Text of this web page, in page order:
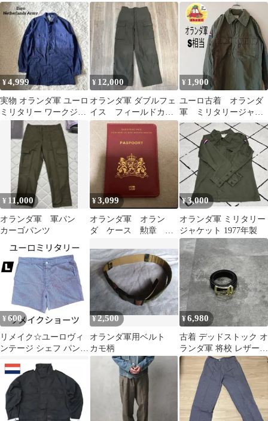
フィールドパンツ
86x90極太
OD 仕切りあり [ 可 / 仕
切りあり ]
ツ 迷彩パンツ
¥4,999
実物 オランダ軍 ユーロ
ミリタリー ワークジャ
ケット カバーオール 54
¥ 12,000
オランダ軍 ダブルフェ
イス フィールドカー
ゴパンツ 78x80
¥ 1,900
ユーロ古着 オランダ
軍 ミリタリージャケ
ット S相当 モスグリ
ーン
¥ 11,000
オランダ軍 軍パン
カーゴパンツ
¥3,099
オランダ軍 オラン
ダ ケース 勲章 パ
ケース オランダ製
¥3,000
オランダ軍 ミリタリー
ジャケット 1977年製
¥ 600
リメイク☆ユーロヴィ
ンテージ シェフ パンツ
ズ
¥2,500
オランダ軍用ベルト
カモ柄
¥6,980
古着 デッドストック オ
ランダ軍 将校 レザーベ
ルト ベルト ミリタリー